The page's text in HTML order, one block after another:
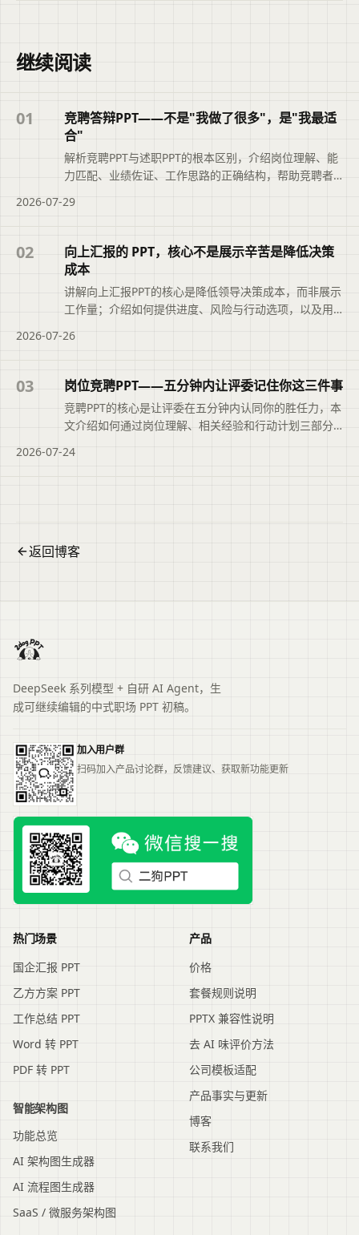
继续阅读
01
竞聘答辩PPT——不是"我做了很多"，是"我最适
合"
解析竞聘PPT与述职PPT的根本区别，介绍岗位理解、能
力匹配、业绩佐证、工作思路的正确结构，帮助竞聘者
2026-07-29
02
向上汇报的 PPT，核心不是展示辛苦是降低决策
成本
讲解向上汇报PPT的核心是降低领导决策成本，而非展示
工作量；介绍如何提供进度、风险与行动选项，以及用
2026-07-26
03 岗位竞聘PPT——五分钟内让评委记住你这三件事
竞聘PPT的核心是让评委在五分钟内认同你的胜任力，本
文介绍如何通过岗位理解、相关经验和行动计划三部分
2026-07-24
返回博客
DeepSeek 系列模型 + 自研 AI Agent，生
成可继续编辑的中式职场 PPT 初稿。
加入用户群
扫码加入产品讨论群，反馈建议、获取新功能更新
热门场景
国企汇报 PPT
乙方方案 PPT
工作总结 PPT
Word 转 PPT
PDF 转 PPT
智能架构图
功能总览
AI 架构图生成器
AI 流程图生成器
SaaS / 微服务架构图
产品
价格
套餐规则说明
PPTX 兼容性说明
去 AI 味评价方法
公司模板适配
产品事实与更新
博客
联系我们